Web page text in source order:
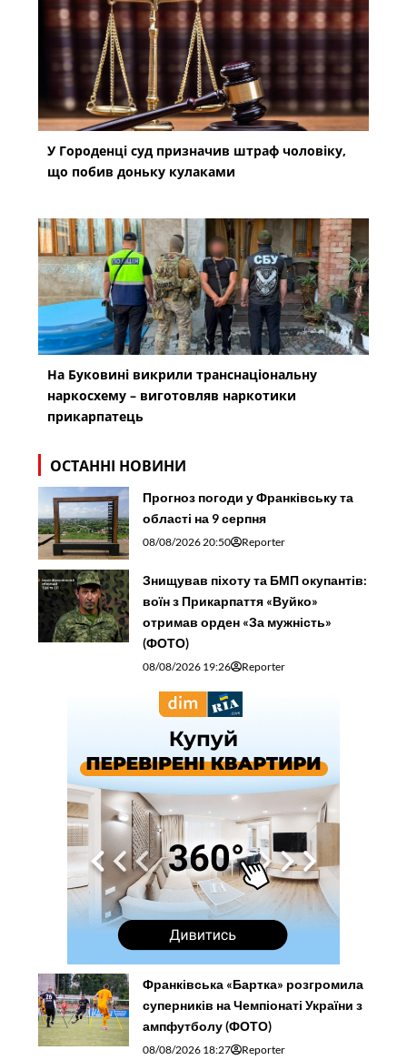
У Городенці суд призначив штраф чоловіку,
що побив доньку кулаками
На Буковині викрили транснаціональну
наркосхему – виготовляв наркотики
прикарпатець
ОСТАННІ НОВИНИ
Прогноз погоди у Франківську та
області на 9 серпня
08/08/2026 20:50 Reporter
Знищував піхоту та БМП окупантів:
воїн з Прикарпаття «Вуйко»
отримав орден «За мужність»
(ФОТО)
08/08/2026 19:26 Reporter
Франківська «Бартка» розгромила
суперників на Чемпіонаті України з
ампфутболу (ФОТО)
08/08/2026 18:27 Reporter